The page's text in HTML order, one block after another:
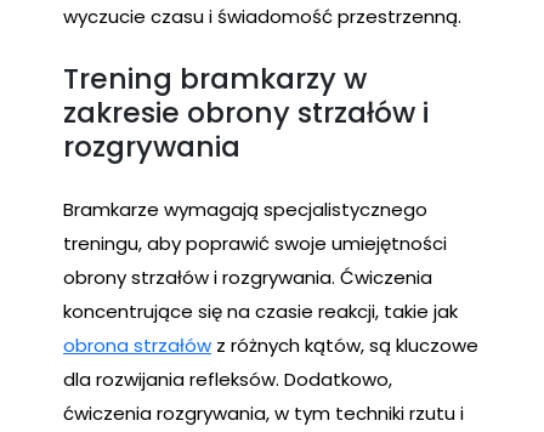
wyczucie czasu i świadomość przestrzenną.
Trening bramkarzy w
zakresie obrony strzałów i
rozgrywania
Bramkarze wymagają specjalistycznego
treningu, aby poprawić swoje umiejętności
obrony strzałów i rozgrywania. Ćwiczenia
koncentrujące się na czasie reakcji, takie jak
obrona strzałów z różnych kątów, są kluczowe
dla rozwijania refleksów. Dodatkowo,
ćwiczenia rozgrywania, w tym techniki rzutu i